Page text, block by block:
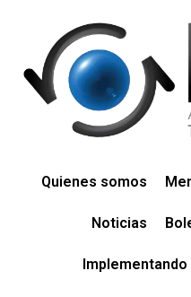
Quienes somos
Noticias
Implementando